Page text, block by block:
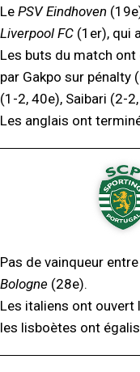
Le PSV Eindhoven
Liverpool FC (1er), qui
Les buts du match
par Gakpo sur pénalty
(1-2, 40e), Saibari (2-
Les anglais ont
Pas de vainqueur
Bologne (28e).
Les italiens ont ouvert
les lisboètes ont